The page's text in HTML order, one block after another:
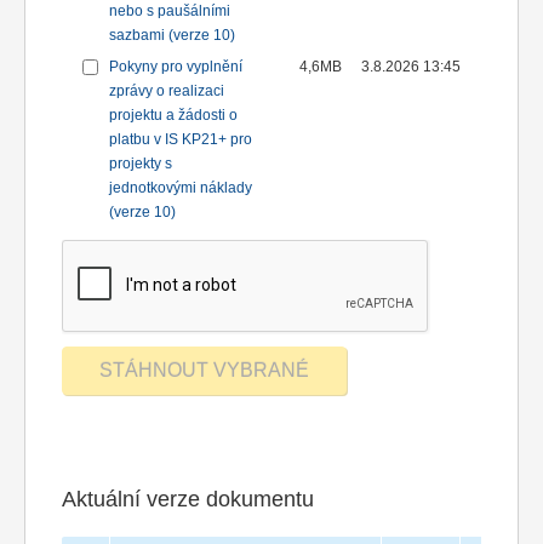
nebo s paušálními
sazbami (verze 10)
Pokyny pro vyplnění
zprávy o realizaci
projektu a žádosti o
platbu v IS KP21+ pro
projekty s
jednotkovými náklady
(verze 10)
4,6MB 3.8.2026 13:45
Aktuální verze dokumentu